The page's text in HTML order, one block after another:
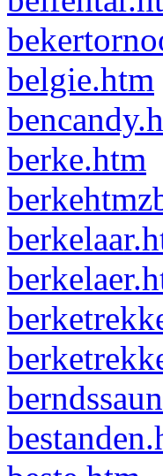
belgie.htm
berke.htm